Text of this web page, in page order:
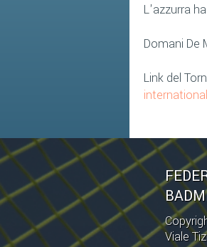
L'azzurra
Domani De
Link del
Viale